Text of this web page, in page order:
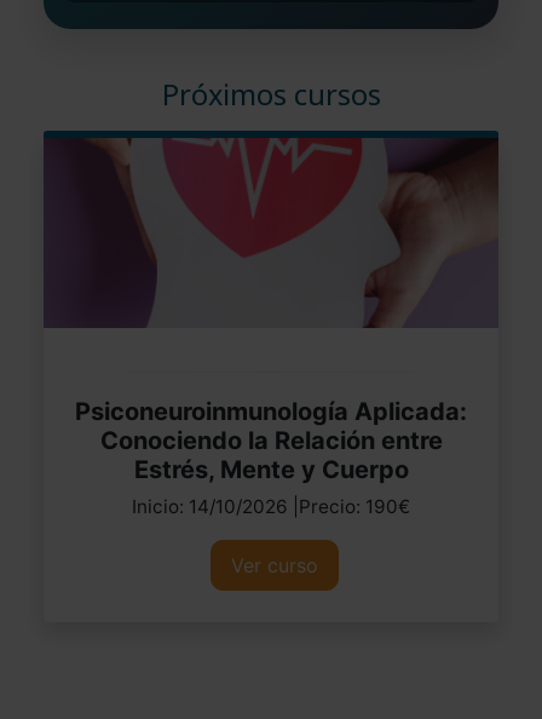
Próximos cursos
Psiconeuroinmunología Aplicada:
Conociendo la Relación entre
Estrés, Mente y Cuerpo
Inicio: 14/10/2026 |Precio: 190€
Ver curso